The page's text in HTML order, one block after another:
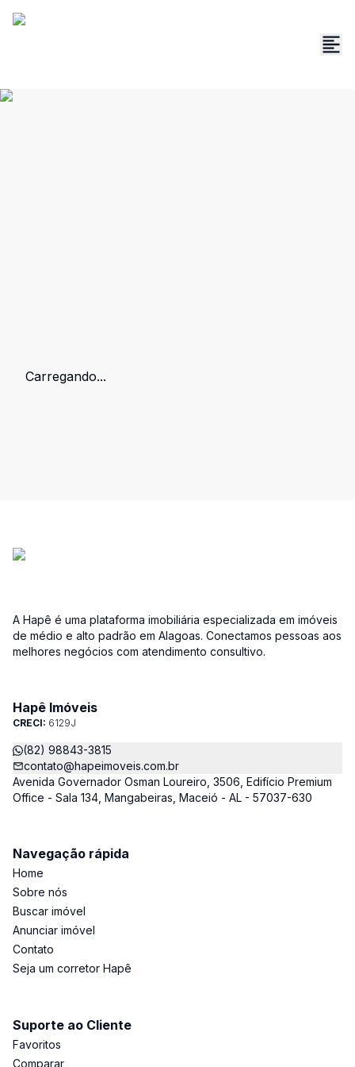
Carregando...
A Hapê é uma plataforma imobiliária especializada em imóveis
de médio e alto padrão em Alagoas. Conectamos pessoas aos
melhores negócios com atendimento consultivo.
Hapê Imóveis
CRECI: 6129J
(82) 98843-3815
contato@hapeimoveis.com.br
Avenida Governador Osman Loureiro, 3506, Edifício Premium
Office - Sala 134, Mangabeiras, Maceió - AL - 57037-630
Navegação rápida
Home
Sobre nós
Buscar imóvel
Anunciar imóvel
Contato
Seja um corretor Hapê
Suporte ao Cliente
Favoritos
Comparar